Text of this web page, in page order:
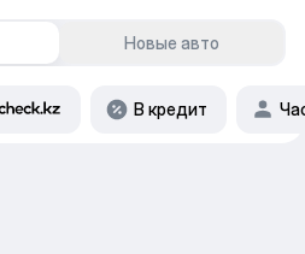
Новые авто
В кредит